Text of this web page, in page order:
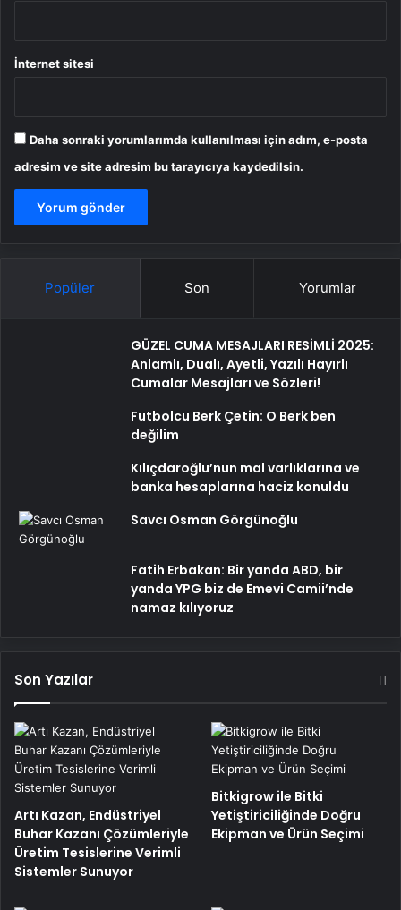
İnternet sitesi
Daha sonraki yorumlarımda kullanılması için adım, e-posta
adresim ve site adresim bu tarayıcıya kaydedilsin.
Popüler Son Yorumlar
GÜZEL CUMA MESAJLARI RESİMLİ 2025:
Anlamlı, Dualı, Ayetli, Yazılı Hayırlı
Cumalar Mesajları ve Sözleri!
Futbolcu Berk Çetin: O Berk ben
değilim
Kılıçdaroğlu’nun mal varlıklarına ve
banka hesaplarına haciz konuldu
Savcı Osman Görgünoğlu
Fatih Erbakan: Bir yanda ABD, bir
yanda YPG biz de Emevi Camii’nde
namaz kılıyoruz
Son Yazılar
Artı Kazan, Endüstriyel
Buhar Kazanı Çözümleriyle
Üretim Tesislerine Verimli
Sistemler Sunuyor
Bitkigrow ile Bitki
Yetiştiriciliğinde Doğru
Ekipman ve Ürün Seçimi